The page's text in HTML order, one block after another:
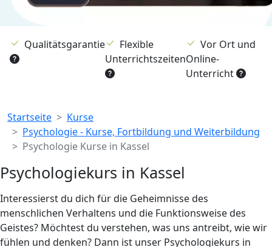
Qualitätsgarantie
Flexible
Unterrichtszeiten
Vor Ort und
Online-
Unterricht
Breadcrumb
Startseite
Kurse
Psychologie - Kurse, Fortbildung und Weiterbildung
Psychologie Kurse in Kassel
Psychologiekurs in Kassel
Interessierst du dich für die Geheimnisse des
menschlichen Verhaltens und die Funktionsweise des
Geistes? Möchtest du verstehen, was uns antreibt, wie wir
fühlen und denken? Dann ist unser Psychologiekurs in